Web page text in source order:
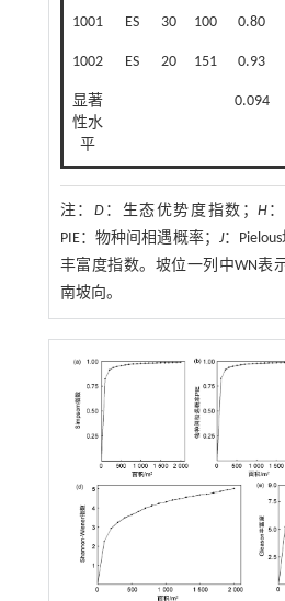
1001 ES 30 100 0.80
1002 ES 20 151 0.93
显著
性水
平
0.094
注： D：生态优势度指数； H：
PIE：物种间相遇概率； J：
丰富度指数。坡位一列中WN表
南坡向。